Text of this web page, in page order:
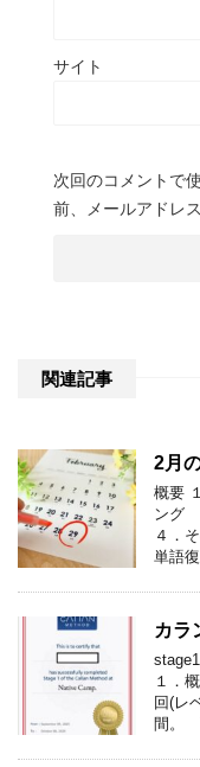
サイト
次回のコメントで
前、メールアドレ
関連記事
2月
概要
ン
４
単語
カ
１．
回(レ
間。